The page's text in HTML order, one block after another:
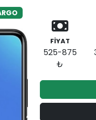
FİYAT
525-875
₺